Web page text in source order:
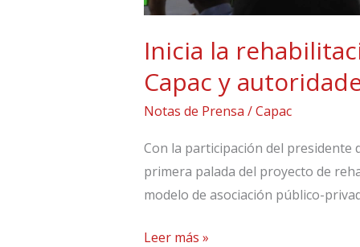
Inicia la
Capac y
Notas de Prensa /Capac
Con la participación del presidente
primera palada del proyecto de
modelo de asociación público-
Leer más »